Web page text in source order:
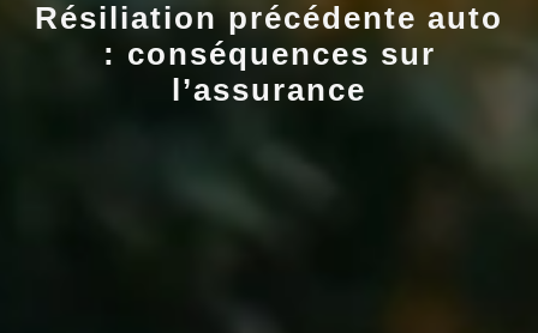
Résiliation précédente auto
: conséquences sur
l’assurance